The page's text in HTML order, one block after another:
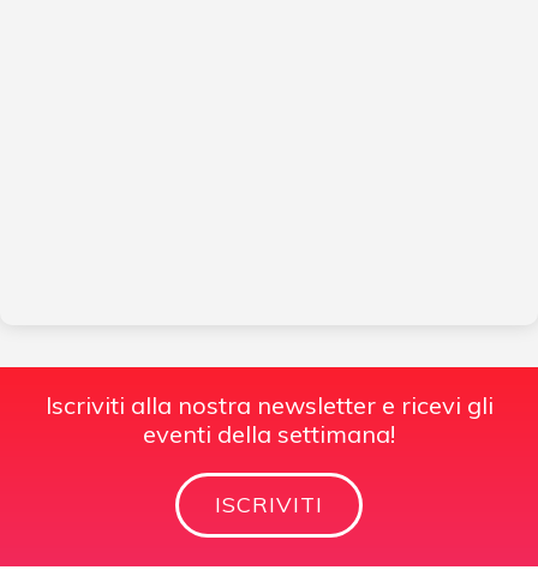
Iscriviti alla nostra newsletter e ricevi gli
eventi della settimana!
ISCRIVITI